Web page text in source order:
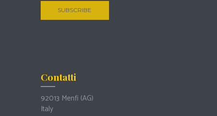
Contatti
92013 Menfi (AG)
Italy